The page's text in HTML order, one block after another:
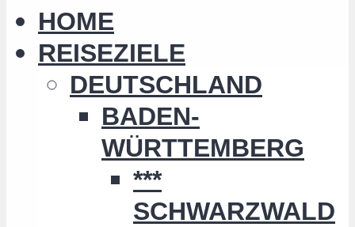
HOME
REISEZIELE
DEUTSCHLAND
BADEN-
WÜRTTEMBERG
***
SCHWARZWALD